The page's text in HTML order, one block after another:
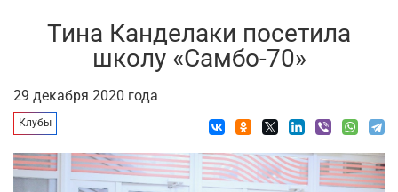
Тина Канделаки посетила
школу «Самбо-70»
29 декабря 2020 года
Клубы